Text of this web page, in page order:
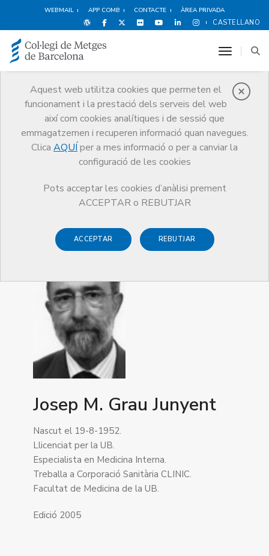
WEBMAIL APP COMB CONTACTE ÀREA PRIVADA
CASTELLANO
Aquest web utilitza cookies que permeten el
funcionament i la prestació dels serveis del web
així com cookies analítiques i de sessió que
emmagatzemen i recuperen informació quan navegues.
Clica AQUÍ per a mes informació o per a canviar la
configuració de les cookies
Pots acceptar les cookies d’anàlisi prement
ACCEPTAR o REBUTJAR
ACCEPTAR REBUTJAR
toggle
Premis
Premis Guardonat Edició 2005
Guardonat Edició 2005
Josep M. Grau Junyent
Nascut el 19-8-1952.
Llicenciat per la UB.
Especialista en Medicina Interna.
Treballa a Corporació Sanitària CLINIC.
Facultat de Medicina de la UB.
Edició 2005